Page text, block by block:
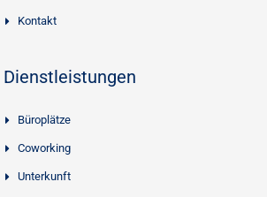
Kontakt
Dienstleistungen
Büroplätze
Coworking
Unterkunft